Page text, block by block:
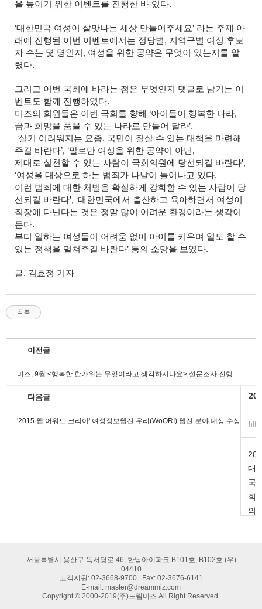
을 높이기 위한 이벤트를 진행한 바 있다.
‘대한민국 여성이 살맛나는 세상 만들어주세요’ 라는 주제 아
래에 진행된 이번 이벤트에서는 정당별, 지역구별 여성 후보
자 수는 몇 명인지, 여성을 위한 공약은 무엇이 있는지를 알
렸다.
그리고 이번 국회에 바라는 점은 무엇인지 댓글로 남기는 이
벤트도 함께 진행하였다.
미즈의 회원들은 이번 국회를 향해 ‘아이들이 행복한 나라,
꿈과 희망을 품을 수 있는 나라로 만들어 달라’,
‘살기 어려워지는 요즘, 국민이 잘살 수 있는 대책을 마련해
주길 바란다’, ‘말로만 여성을 위한 공약이 아닌,
제대로 실천할 수 있는 사람이 국회의원에 당선되길 바란다’,
‘여성을 대상으로 하는 범죄가 나날이 늘어나고 있다.
이런 범죄에 대한 처벌을 확실하게 강화할 수 있는 사람이 당
선되길 바란다’, ‘대한민국에서 출산하고 육아하면서 여성이
직장에 다닌다는 것은 정말 많이 어려운 환경이라는 생각이
든다.
부디 일하는 여성들이 어려움 없이 아이를 키우며 일도 할 수
있는 정책을 펼쳐주길 바란다’ 등의 소망을 보였다.
글. 김효정 기자
목록
이전글
미즈, 9월 <행복한 한가위는 무엇이라고 생각하시나요> 설문조사 진행
다음글
'2015 웹 어워드 코리아' 여성정보웹진 우리(WoORI) 웹진 분야 대상 수상
20
20
대
국
회
의
서울특별시 용산구 독서당로 46, 한남아이파크 B101호, B102호 (우)
04410
고객지원: 02-3668-9700 Fax: 02-3676-6141
E-mail: master@dreammiz.com
Copyright © 2000-2019(주)드림미즈 All Right Reserved.